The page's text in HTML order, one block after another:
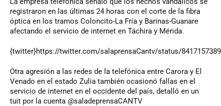
registraron en las últimas 24 horas con el corte de la fibra
óptica en los tramos Coloncito-La Fría y Barinas-Guanare
afectando el servicio de internet en Táchira y Mérida.
{twitter}https://twitter.com/salaprensaCantv/status/
Otra agresión a las redes de la telefónica entre Carora y El
Venado en el estado Zulia también ocasionó fallas en el
servicio de internet en el occidente del país, detalló en un
tuit por la cuenta @saladeprensaCANTV